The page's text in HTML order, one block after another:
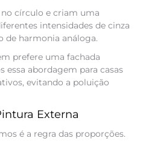
no círculo e criam uma
intensidades de cinza
de harmonia análoga.
prefere uma fachada
essa abordagem para casas
evitando a poluição
Externa
é a regra das proporções.